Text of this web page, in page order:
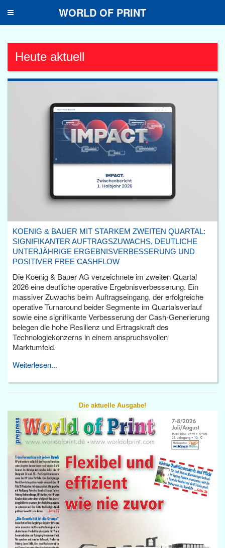
Toggle
WORLD OF PRINT
Heute aktuell
KOENIG & BAUER MIT STARKEM ZWEITEN QUARTAL:
SIGNIFIKANTER AUFTRAGSZUWACHS, DEUTLICHE
UNTERJÄHRIGE ERGEBNISVERBESSERUNG UND
POSITIVER FREE CASHFLOW
Die Koenig & Bauer AG verzeichnete im zweiten Quartal
2026 eine deutliche operative Ergebnisverbesserung. Ein
massiver Zuwachs beim Auftragseingang, der erfolgreiche
operative Turnaround beider Segmente im Quartalsverlauf
sowie eine signifikante Verbesserung der Cash-Generierung
belegen die hohe Resilienz und Ertragskraft des
Technologiekonzerns in einem anspruchsvollen
Marktumfeld.
Weiterlesen...
Die aktuelle Ausgabe!